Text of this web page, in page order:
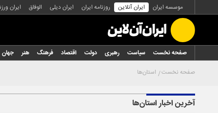
موسسه ایران ایران آنلاین روزنامه ایران ایران دیلی الوفاق ایران
صفحه نخست سیاست رهبری دولت اقتصاد فرهنگ هنر جهان
صفحه نخست استان‌ها
آخرین اخبار استان‌ها